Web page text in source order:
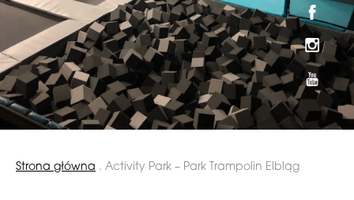
Strona główna . Activity Park – Park Trampolin Elbląg